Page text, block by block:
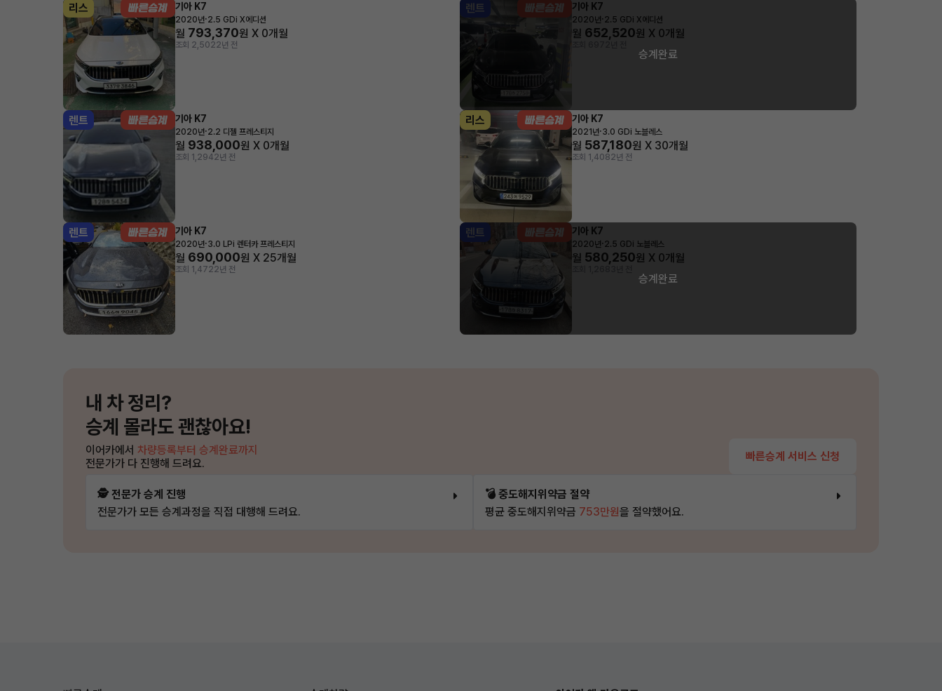
리스 기아 K7
2020년·2.5 GDi X에디션
월 793,370원 X 0개월
조회 2,5022년 전
렌트 기아 K7
2020년· 2.5 GDi X에디션
월 652,520원 X 0개월
승계완료
렌트 기아 K7
2020년·2.2 디젤 프레스티지
월 938,000원 X 0개월
조회 1,2942년 전
리스 기아 K7
2021년·3.0 GDi 노블레스
월 587,180원 X 30개월
조회 1,4082년 전
렌트 기아 K7
2020년·3.0 LPi 렌터카 프레스티지
월 690,000원 X 25개월
조회 1,4722년 전
렌트 기아 K7
2020년· 2.5 GDi 노블레스
월 580,250원 X 0개월
승계완료
내 차 정리?
승계 몰라도 괜찮아요!
이어카에서 차량등록부터 승계완료까지
전문가가 다 진행해 드려요.
빠른승계 서비스 신청
🕵️ 전문가 승계 진행
전문가가 모든 승계과정을 직접 대행해 드려요.
💣 중도해지위약금 절약
평균 중도해지위약금 753만원을 절약했어요.